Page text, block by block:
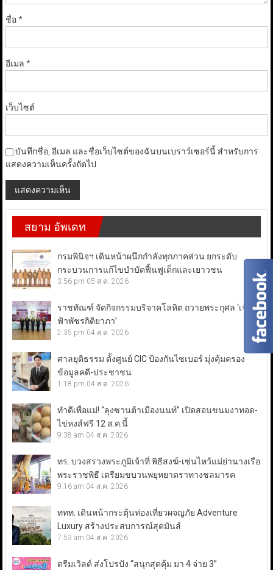
ชื่อ*
อีเมล *
เว็บไซต์
บันทึกชื่อ, อีเมล และชื่อเว็บไซต์ของฉันบนเบราว์เซอร์นี้ สำหรับการ
แสดงความเห็นครั้งถัดไป
สยาม อัพเดท
กรมพินิจฯ เดินหน้าผนึกกำลังทุกภาคส่วน ยกระดับ
กระบวนการแก้ไขบำบัดฟื้นฟูเด็กและเยาวชน
3:56 pm 05 ส.ค. 2026
ราชทัณฑ์ จัดกิจกรรมบริจาคโลหิต ถวายพระกุศล ‘เจ้า
ฟ้าพัชรกิติยาภา’
2:35 pm 04 ส.ค. 2026
ศาลยุติธรรม ตั้งศูนย์ CIC ป้องกันไซเบอร์ มุ่งคุ้มครอง
ข้อมูลคดี-ประชาชน
1:18 pm 04 ส.ค. 2026
ทำดีเพื่อแม่! “ลุงซานต้าเมืองนนท์” เปิดสอนขนมงาทอด-
ไข่หงส์ฟรี 12 ส.ค.นี้
9:38 am 04 ส.ค. 2026
ทร. บวงสรวงพระภูมิเจ้าที่ พิธีสงฆ์-เซ่นไหว้แม่ย่านางเรือ
พระราชพิธี เตรียมขบวนพยุหยาตราทางชลมารค
9:16 am 04 ส.ค. 2026
ททท. เดินหน้ากระตุ้นท่องเที่ยวผจญภัย Adventure
Luxury สร้างประสบการณ์สุดมันส์
7:53 am 04 ส.ค. 2026
ดรีมเวิลด์ ส่งโปรปัง “สนุกสุดคุ้ม มา 4 จ่าย 3”